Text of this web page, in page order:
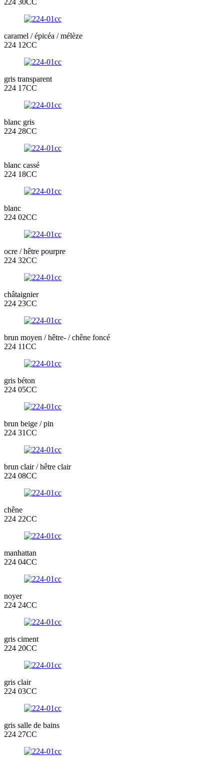
224 30CC
caramel / épicéa / mélèze
224 12CC
gris transparent
224 17CC
blanc gris
224 28CC
blanc cassé
224 18CC
blanc
224 02CC
ocre / hêtre pourpre
224 32CC
châtaignier
224 23CC
brun moyen / hêtre- / chêne foncé
224 11CC
gris béton
224 05CC
brun beige / pin
224 31CC
brun clair / hêtre clair
224 08CC
chêne
224 22CC
manhattan
224 04CC
noyer
224 24CC
gris ciment
224 20CC
gris clair
224 03CC
gris salle de bains
224 27CC